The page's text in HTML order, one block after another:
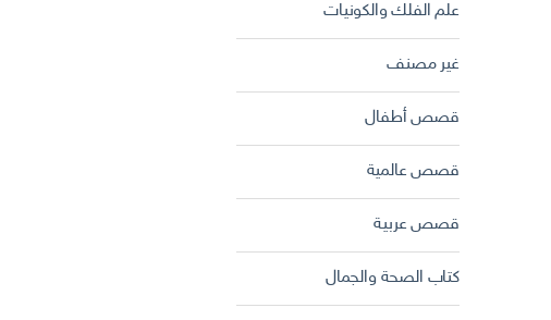
علم الفلك والكونيات
غير مصنف
قصص أطفال
قصص عالمية
قصص عربية
كتاب الصحة والجمال